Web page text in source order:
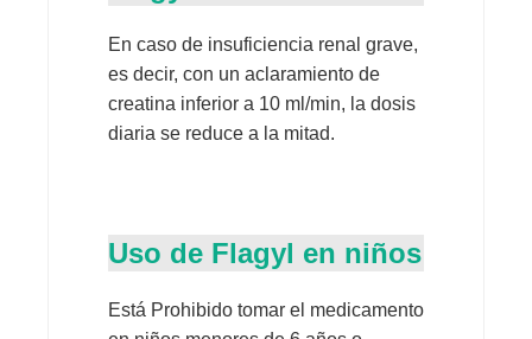
En caso de insuficiencia renal grave,
es decir, con un aclaramiento de
creatina inferior a 10 ml/min, la dosis
diaria se reduce a la mitad.
Uso de Flagyl en niños
Está Prohibido tomar el medicamento